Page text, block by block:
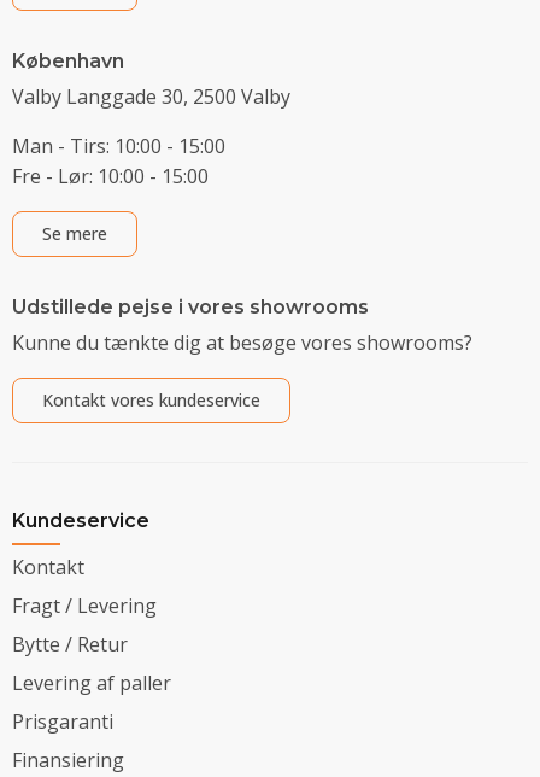
København
Valby Langgade 30, 2500 Valby
Man - Tirs: 10:00 - 15:00
Fre - Lør: 10:00 - 15:00
Se mere
Udstillede pejse i vores showrooms
Kunne du tænkte dig at besøge vores showrooms?
Kontakt vores kundeservice
Kundeservice
Kontakt
Fragt / Levering
Bytte / Retur
Levering af paller
Prisgaranti
Finansiering